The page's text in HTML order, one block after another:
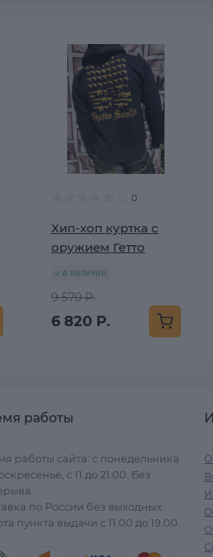
0
Хип-хоп куртка с
оружием Гетто
в наличии
9 570 Р.
6 820 Р.
работы
работы сайта: с понедельника
с 11 до 21.00. Без
по России без выходных.
пункта выдачи с 11.00 до 19.00.
О